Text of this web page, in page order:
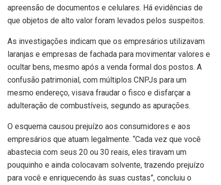
apreensão de documentos e celulares. Há evidências de
que objetos de alto valor foram levados pelos suspeitos.
As investigações indicam que os empresários utilizavam
laranjas e empresas de fachada para movimentar valores e
ocultar bens, mesmo após a venda formal dos postos. A
confusão patrimonial, com múltiplos CNPJs para um
mesmo endereço, visava fraudar o fisco e disfarçar a
adulteração de combustíveis, segundo as apurações.
O esquema causou prejuízo aos consumidores e aos
empresários que atuam legalmente. “Cada vez que você
abastecia com seus 20 ou 30 reais, eles tiravam um
pouquinho e ainda colocavam solvente, trazendo prejuízo
para você e enriquecendo às suas custas”, concluiu o